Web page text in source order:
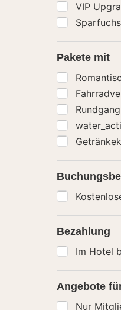
VIP
Pakete mit
Rundgang
Bezahlung
Im Hotel
Angebote
Nur